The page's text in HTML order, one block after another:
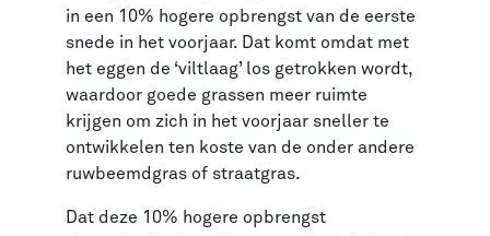
in een 10% hogere opbrengst van de eerste
snede in het voorjaar. Dat komt omdat met
het eggen de ‘viltlaag’ los getrokken wordt,
waardoor goede grassen meer ruimte
krijgen om zich in het voorjaar sneller te
ontwikkelen ten koste van de onder andere
ruwbeemdgras of straatgras.
Dat deze 10% hogere opbrengst